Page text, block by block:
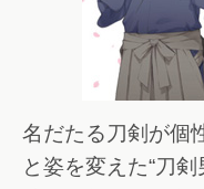
名だたる刀剣が個
と姿を変えた“刀剣